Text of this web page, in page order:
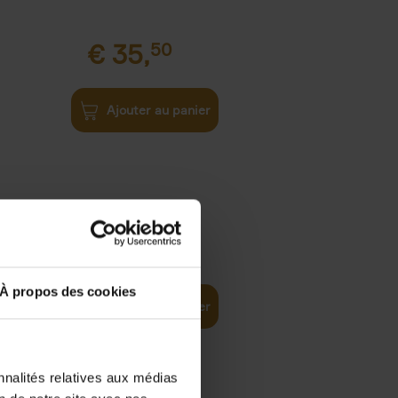
À propos des cookies
relatives aux médias
€ 35,50
Ajouter au panier
37,50
Ajouter au panier